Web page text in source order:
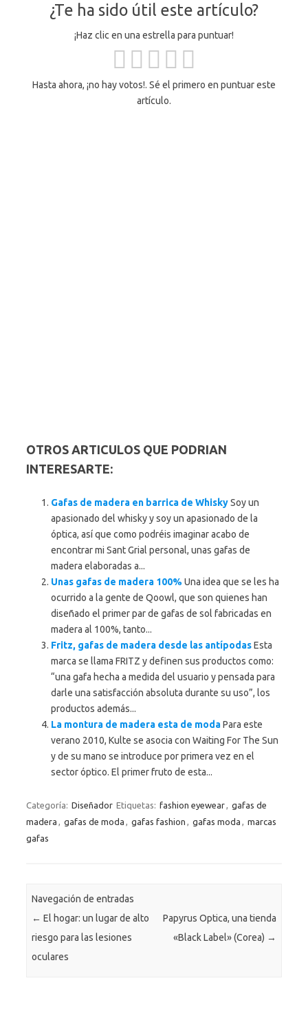
¿Te ha sido útil este artículo?
¡Haz clic en una estrella para puntuar!
Hasta ahora, ¡no hay votos!. Sé el primero en puntuar este
artículo.
OTROS ARTICULOS QUE PODRIAN
INTERESARTE:
Gafas de madera en barrica de WhiskySoy un
apasionado del whisky y soy un apasionado de la
óptica, así que como podréis imaginar acabo de
encontrar mi Sant Grial personal, unas gafas de
madera elaboradas a...
Unas gafas de madera 100% Una idea que se les ha
ocurrido a la gente de Qoowl, que son quienes han
diseñado el primer par de gafas de sol fabricadas en
madera al 100%, tanto...
Fritz, gafas de madera desde las antípodasEsta
marca se llama FRITZ y definen sus productos como:
“una gafa hecha a medida del usuario y pensada para
darle una satisfacción absoluta durante su uso”, los
productos además...
La montura de madera esta de modaPara este
verano 2010, Kulte se asocia con Waiting For The Sun
y de su mano se introduce por primera vez en el
sector óptico. El primer fruto de esta...
Categoría: Diseñador Etiquetas: fashion eyewear, gafas de
madera , gafas de moda , gafas fashion , gafas moda , marcas
gafas
Navegación de entradas
← El hogar: un lugar de alto
riesgo para las lesiones
oculares
Papyrus Optica, una tienda
«Black Label» (Corea) →